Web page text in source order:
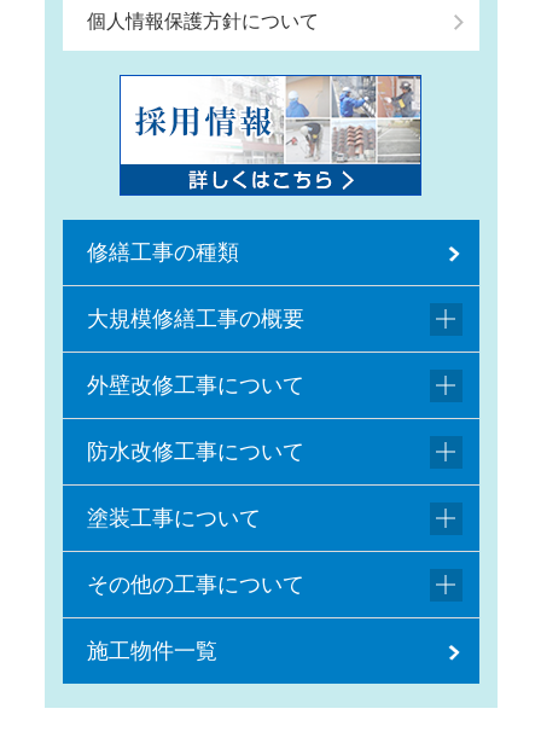
個人情報保護方針について
修繕工事の種類
大規模修繕工事の概要
外壁改修工事について
防水改修工事について
塗装工事について
その他の工事について
施工物件一覧